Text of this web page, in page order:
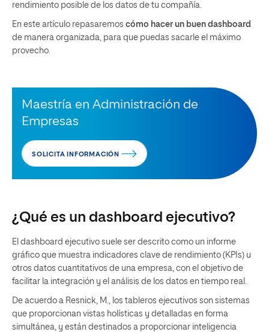
rendimiento posible de los datos de tu compañía.
En este artículo repasaremos cómo hacer un buen dashboard
de manera organizada, para que puedas sacarle el máximo
provecho.
Maestría en Administración de
Empresas
SOLICITA INFORMACIÓN
¿Qué es un dashboard ejecutivo?
El dashboard ejecutivo suele ser descrito como un informe
gráfico que muestra indicadores clave de rendimiento (KPIs) u
otros datos cuantitativos de una empresa, con el objetivo de
facilitar la integración y el análisis de los datos en tiempo real.
De acuerdo a Resnick, M., los tableros ejecutivos son sistemas
que proporcionan vistas holísticas y detalladas en forma
simultánea, y están destinados a proporcionar inteligencia